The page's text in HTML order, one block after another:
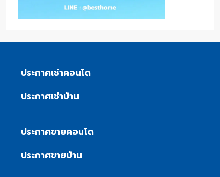
ประกาศเช่าคอนโด
ประกาศเช่าบ้าน
ประกาศขายคอนโด
ประกาศขายบ้าน